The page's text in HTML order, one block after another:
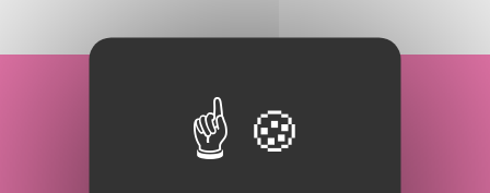
DU PROJET AU FINANCEMENT JUSQU'À LA
SIGNATURE